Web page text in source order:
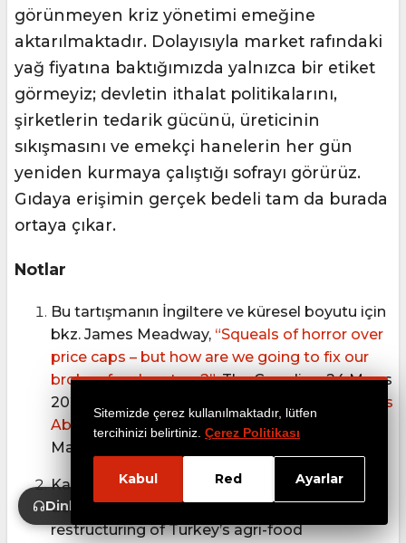
Sitemizde çerez kullanılmaktadır, lütfen
tercihinizi belirtiniz. Çerez Politikası
Kabul Red Ayarlar
görünmeyen kriz yönetimi emeğine
aktarılmaktadır. Dolayısıyla market rafındaki
yağ fiyatına baktığımızda yalnızca bir etiket
görmeyiz; devletin ithalat politikalarını,
şirketlerin tedarik gücünü, üreticinin
sıkışmasını ve emekçi hanelerin her gün
yeniden kurmaya çalıştığı sofrayı görürüz.
Gıdaya erişimin gerçek bedeli tam da burada
ortaya çıkar.
Notlar
Bu tartışmanın İngiltere ve küresel boyutu için
bkz. James Meadway, “Squeals of horror over
price caps – but how are we going to fix our
broken food system?”, The Guardian, 24 Mayıs
2026; Carolina Alves,
“The Affordability Crisis Is
About More than Prices”
, Project Syndicate,
Mayıs 2026.
Karaçimen, E. (2026). Financial footprint of
development finance institutions in the
restructuring of Turkey’s agri-food
Dinle